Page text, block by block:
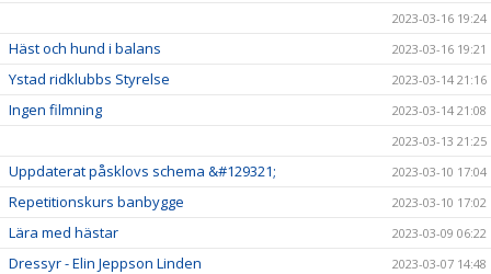
2023-03-16 19:24
Häst och hund i balans 2023-03-16 19:21
Ystad ridklubbs Styrelse 2023-03-14 21:16
Ingen filmning
2023-03-14 21:08
2023-03-13 21:25
Uppdaterat påsklovs schema &#129321; 2023-03-10 17:04
Repetitionskurs banbygge 2023-03-10 17:02
Lära med hästar 2023-03-09 06:22
Dressyr - Elin Jeppson Linden 2023-03-07 14:48